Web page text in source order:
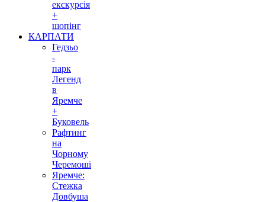
екскурсія
+
шопінг
КАРПАТИ
Гедзьо
-
парк
Легенд
в
Яремче
+
Буковель
Рафтинг
на
Чорному
Черемоші
Яремче:
Стежка
Довбуша